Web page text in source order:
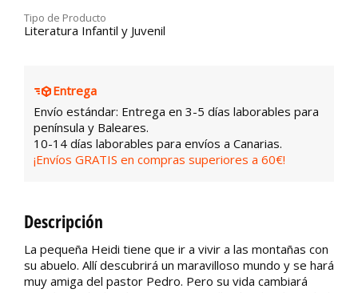
Tipo de Producto
Literatura Infantil y Juvenil
Entrega
Envío estándar: Entrega en 3-5 días laborables para
península y Baleares.
10-14 días laborables para envíos a Canarias.
¡Envíos GRATIS en compras superiores a 60€!
Descripción
La pequeña Heidi tiene que ir a vivir a las montañas con
su abuelo. Allí descubrirá un maravilloso mundo y se hará
muy amiga del pastor Pedro. Pero su vida cambiará